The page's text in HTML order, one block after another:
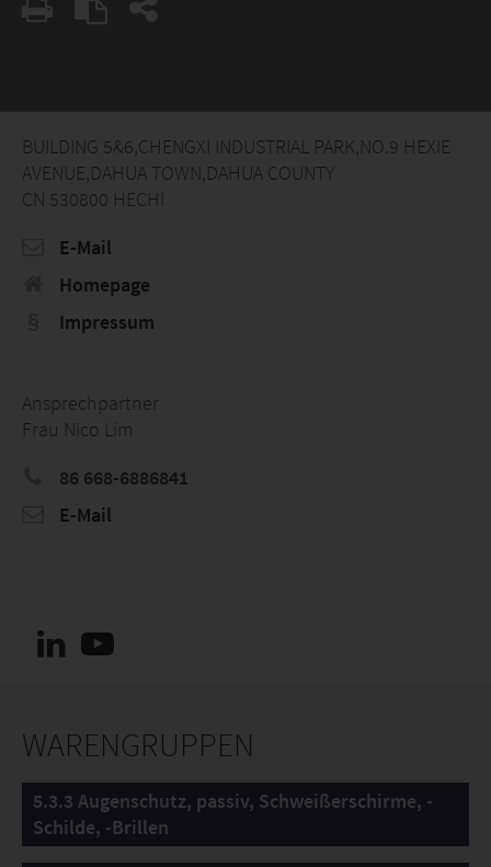
BUILDING 5&6,CHENGXI INDUSTRIAL PARK,NO.9 HEXIE
AVENUE,DAHUA TOWN,DAHUA COUNTY
CN 530800 HECHI
E-Mail
Homepage
Impressum
Ansprechpartner
Frau Nico Lim
86 668-6886841
E-Mail
WARENGRUPPEN
5.3.3 Augenschutz, passiv, Schweißerschirme, -
Schilde, -Brillen